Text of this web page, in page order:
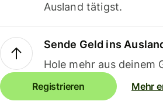
Ausland tätigst.
Sende Geld ins
Hole mehr aus deinem
Registrieren Mehr